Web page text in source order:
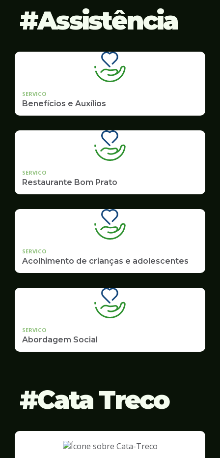
Assistência
SERVICO
Benefícios e Auxílios
SERVICO
Restaurante Bom Prato
SERVICO
Acolhimento de crianças e adolescentes
SERVICO
Abordagem Social
Cata Treco